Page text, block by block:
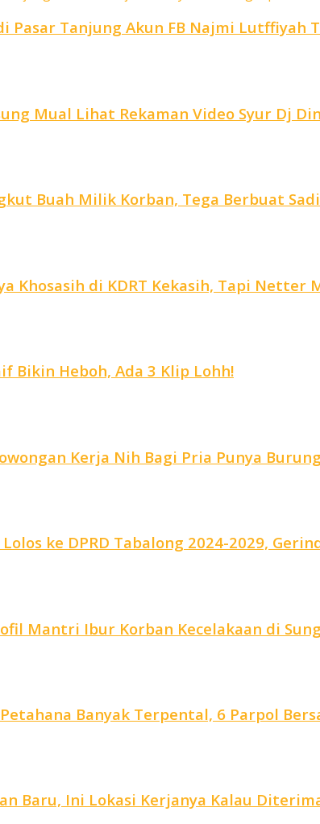
Pasar Tanjung Akun FB Najmi Lutffiyah
Mual Lihat Rekaman Video Syur Dj
Buah Milik Korban, Tega Berbuat
Khosasih di KDRT Kekasih, Tapi Netter
Bikin Heboh, Ada 3 Klip Lohh!
Kerja Nih Bagi Pria Punya
ke DPRD Tabalong 2024-2029,
Mantri Ibur Korban Kecelakaan di
Banyak Terpental, 6 Parpol
Baru, Ini Lokasi Kerjanya Kalau